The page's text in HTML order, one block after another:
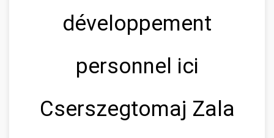
développement
personnel ici
Cserszegtomaj Zala